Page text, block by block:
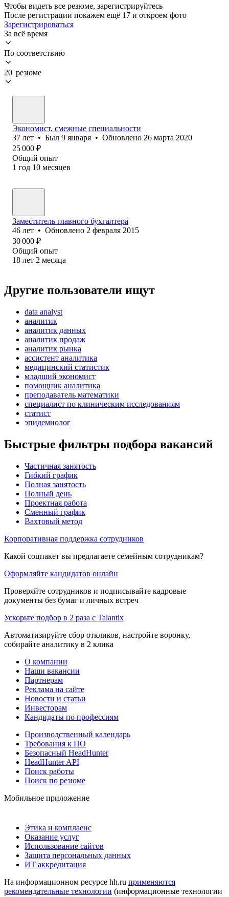
Чтобы видеть все резюме, зарегистрируйтесь
После регистрации покажем ещё 17 и откроем фото
Зарегистрироваться
За всё время
По соответствию
20 резюме
Экономист, смежные специальности
37 лет • Был 9 января • Обновлено 26 марта 2020
25 000 ₽
Общий опыт
1 год 10 месяцев
Заместитель главного бухгалтера
46 лет • Обновлено 2 февраля 2015
30 000 ₽
Общий опыт
18 лет 2 месяца
Другие пользователи ищут
data analyst
аналитик
аналитик данных
аналитик продаж
аналитик рынка
ассистент аналитика
медицинский статистик
младший экономист
помощник аналитика
преподаватель математики
специалист по клиническим исследованиям
статист
эпидемиолог
Быстрые фильтры подбора вакансий
Частичная занятость
Гибкий график
Полная занятость
Полный день
Проектная работа
Сменный график
Вахтовый метод
Корпоративная поддержка сотрудников
Какой соцпакет вы предлагаете семейным сотрудникам?
Оформляйте кандидатов онлайн
Проверяйте сотрудников и подписывайте кадровые
документы без бумаг и личных встреч
Ускорьте подбор в 2 раза с Talantix
Автоматизируйте сбор откликов, настройте воронку,
собирайте аналитику в 2 клика
О компании
Наши вакансии
Партнерам
Реклама на сайте
Новости и статьи
Инвесторам
Кандидаты по профессиям
Производственный календарь
Требования к ПО
Безопасный HeadHunter
HeadHunter API
Поиск работы
Поиск по резюме
Мобильное приложение
Этика и комплаенс
Оказание услуг
Использование сайтов
Защита персональных данных
ИТ аккредитация
На информационном ресурсе hh.ru применяются
рекомендательные технологии (информационные технологии